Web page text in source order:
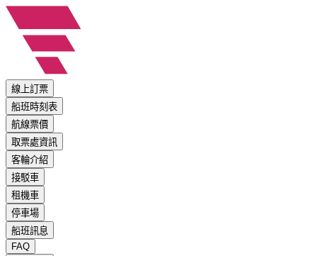
線上訂票
船班時刻表
航線票價
取票處資訊
客輪介紹
接駁車
租機車
停車場
船班訊息
FAQ